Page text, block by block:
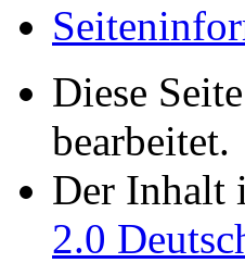
Diese
bearbeitet.
Der Inhalt
2.0